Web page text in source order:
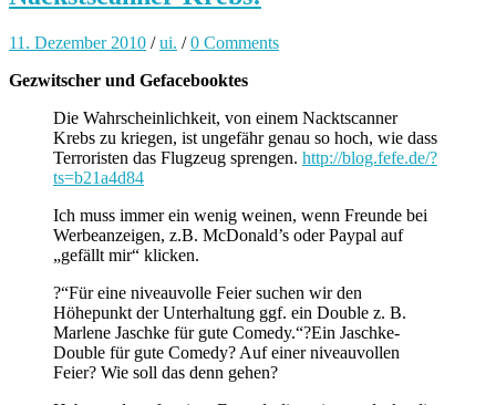
11. Dezember 2010 /ui. /0 Comments
Gezwitscher und Gefacebooktes
Die Wahrscheinlichkeit, von einem Nacktscanner
Krebs zu kriegen, ist ungefähr genau so hoch, wie dass
Terroristen das Flugzeug sprengen. http://blog.fefe.de/?
ts=b21a4d84
Ich muss immer ein wenig weinen, wenn Freunde bei
Werbeanzeigen, z.B. McDonald’s oder Paypal auf
„gefällt mir“ klicken.
?“Für eine niveauvolle Feier suchen wir den
Höhepunkt der Unterhaltung ggf. ein Double z. B.
Marlene Jaschke für gute Comedy.“?Ein Jaschke-
Double für gute Comedy? Auf einer niveauvollen
Feier? Wie soll das denn gehen?